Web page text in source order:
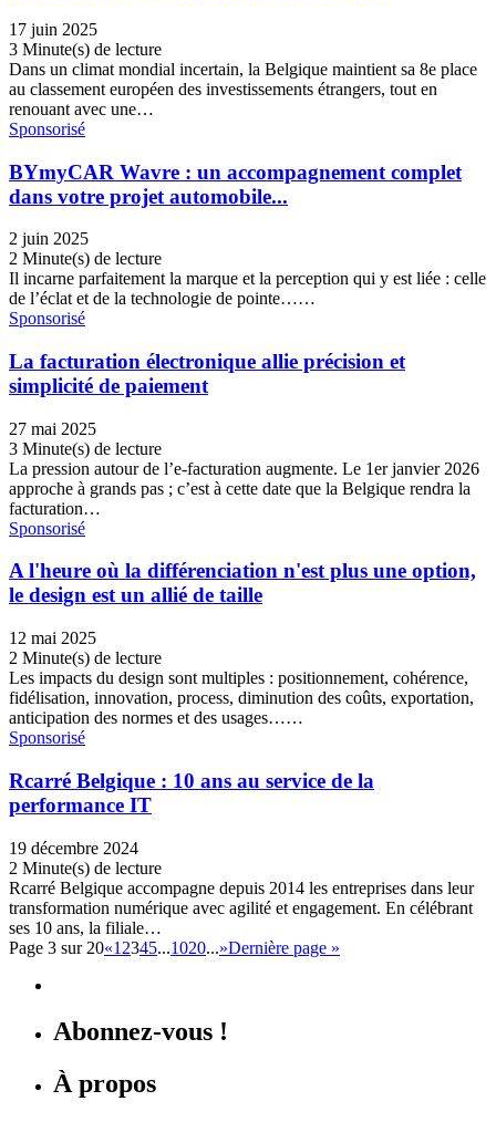
17 juin 2025
3 Minute(s) de lecture
Dans un climat mondial incertain, la Belgique maintient sa 8e place
au classement européen des investissements étrangers, tout en
renouant avec une…
Sponsorisé
BYmyCAR Wavre : un accompagnement complet
dans votre projet automobile...
2 juin 2025
2 Minute(s) de lecture
Il incarne parfaitement la marque et la perception qui y est liée : celle
de l’éclat et de la technologie de pointe……
Sponsorisé
La facturation électronique allie précision et
simplicité de paiement
27 mai 2025
3 Minute(s) de lecture
La pression autour de l’e-facturation augmente. Le 1er janvier 2026
approche à grands pas ; c’est à cette date que la Belgique rendra la
facturation…
Sponsorisé
A l'heure où la différenciation n'est plus une option,
le design est un allié de taille
12 mai 2025
2 Minute(s) de lecture
Les impacts du design sont multiples : positionnement, cohérence,
fidélisation, innovation, process, diminution des coûts, exportation,
anticipation des normes et des usages……
Sponsorisé
Rcarré Belgique : 10 ans au service de la
performance IT
19 décembre 2024
2 Minute(s) de lecture
Rcarré Belgique accompagne depuis 2014 les entreprises dans leur
transformation numérique avec agilité et engagement. En célébrant
ses 10 ans, la filiale…
Page 3 sur 20«1 2345...1020...»Dernière page »
Abonnez-vous !
À propos